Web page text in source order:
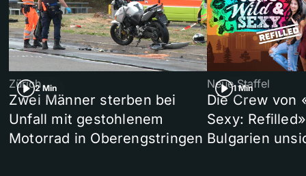
2 Min
Zürich
Zwei Männer sterben bei
Unfall mit gestohlenem
Motorrad in Oberengstringen
1 Min
Neue Staffel
Die Crew von
Sexy:
Bulgarien